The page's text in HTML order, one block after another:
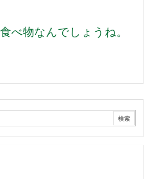
べ物なんでしょうね。